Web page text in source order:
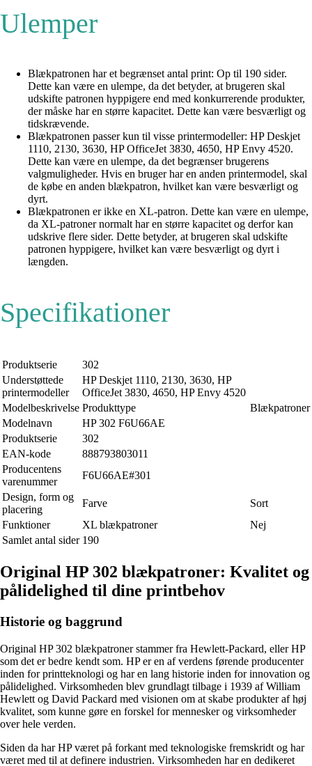
Ulemper
Blækpatronen har et begrænset antal print: Op til 190 sider.
Dette kan være en ulempe, da det betyder, at brugeren skal
udskifte patronen hyppigere end med konkurrerende produkter,
der måske har en større kapacitet. Dette kan være besværligt og
tidskrævende.
Blækpatronen passer kun til visse printermodeller: HP Deskjet
1110, 2130, 3630, HP OfficeJet 3830, 4650, HP Envy 4520.
Dette kan være en ulempe, da det begrænser brugerens
valgmuligheder. Hvis en bruger har en anden printermodel, skal
de købe en anden blækpatron, hvilket kan være besværligt og
dyrt.
Blækpatronen er ikke en XL-patron. Dette kan være en ulempe,
da XL-patroner normalt har en større kapacitet og derfor kan
udskrive flere sider. Dette betyder, at brugeren skal udskifte
patronen hyppigere, hvilket kan være besværligt og dyrt i
længden.
Specifikationer
Produktserie
302
Understøttede
printermodeller
HP Deskjet 1110, 2130, 3630, HP
OfficeJet 3830, 4650, HP Envy 4520
Modelbeskrivelse Produkttype
Blækpatroner
Modelnavn
HP 302 F6U66AE
Produktserie
302
EAN-kode
888793803011
Producentens
varenummer
F6U66AE#301
Design, form og
placering
Farve
Sort
Funktioner
XL blækpatroner
Nej
Samlet antal sider 190
Original HP 302 blækpatroner: Kvalitet og
pålidelighed til dine printbehov
Historie og baggrund
Original HP 302 blækpatroner stammer fra Hewlett-Packard, eller HP
som det er bedre kendt som. HP er en af verdens førende producenter
inden for printteknologi og har en lang historie inden for innovation og
pålidelighed. Virksomheden blev grundlagt tilbage i 1939 af William
Hewlett og David Packard med visionen om at skabe produkter af høj
kvalitet, som kunne gøre en forskel for mennesker og virksomheder
over hele verden.
Siden da har HP været på forkant med teknologiske fremskridt og har
været med til at definere industrien. Virksomheden har en dedikeret